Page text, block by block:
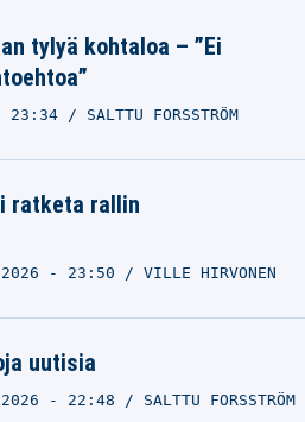
tylyä kohtaloa – ”Ei
23:34 SALTTU FORSSTRÖM
ratketa rallin
- 23:50 VILLE HIRVONEN
uutisia
- 22:48 SALTTU FORSSTRÖM